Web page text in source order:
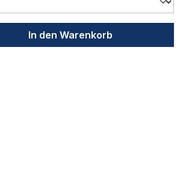
den gewünschten Wert
In den Warenkorb